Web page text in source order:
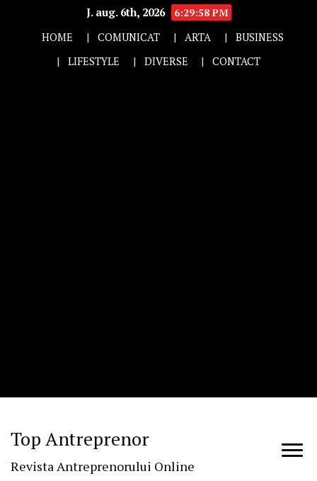
J. aug. 6th, 2026
6:29:59 PM
HOME
COMUNICAT ARTA
BUSINESS
LIFESTYLE
DIVERSE CONTACT
Top Antreprenor
Revista Antreprenorului Online